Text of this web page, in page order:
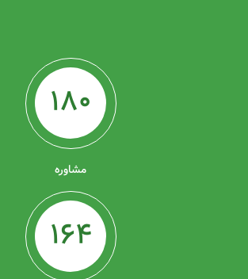
180
مشاوره
164